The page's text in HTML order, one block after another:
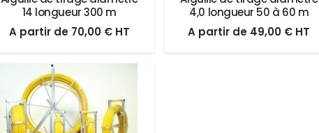
14 longueur 300 m
A partir de Le
prix
initial
était :
70,00 €.
70,00 €Le
prix
70,00 €.
HT
4,0 longueur 50 à 60 m
A partir de Le
prix
49,00 €Le
prix
HT